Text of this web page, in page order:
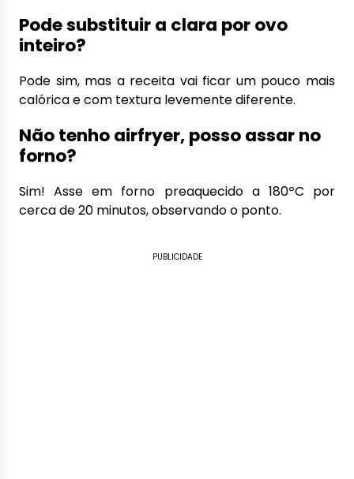
Pode substituir a clara por ovo
inteiro?
Pode sim, mas a receita vai ficar um pouco mais
calórica e com textura levemente diferente.
Não tenho airfryer, posso assar no
forno?
Sim! Asse em forno preaquecido a 180ºC por
cerca de 20 minutos, observando o ponto.
PUBLICIDADE